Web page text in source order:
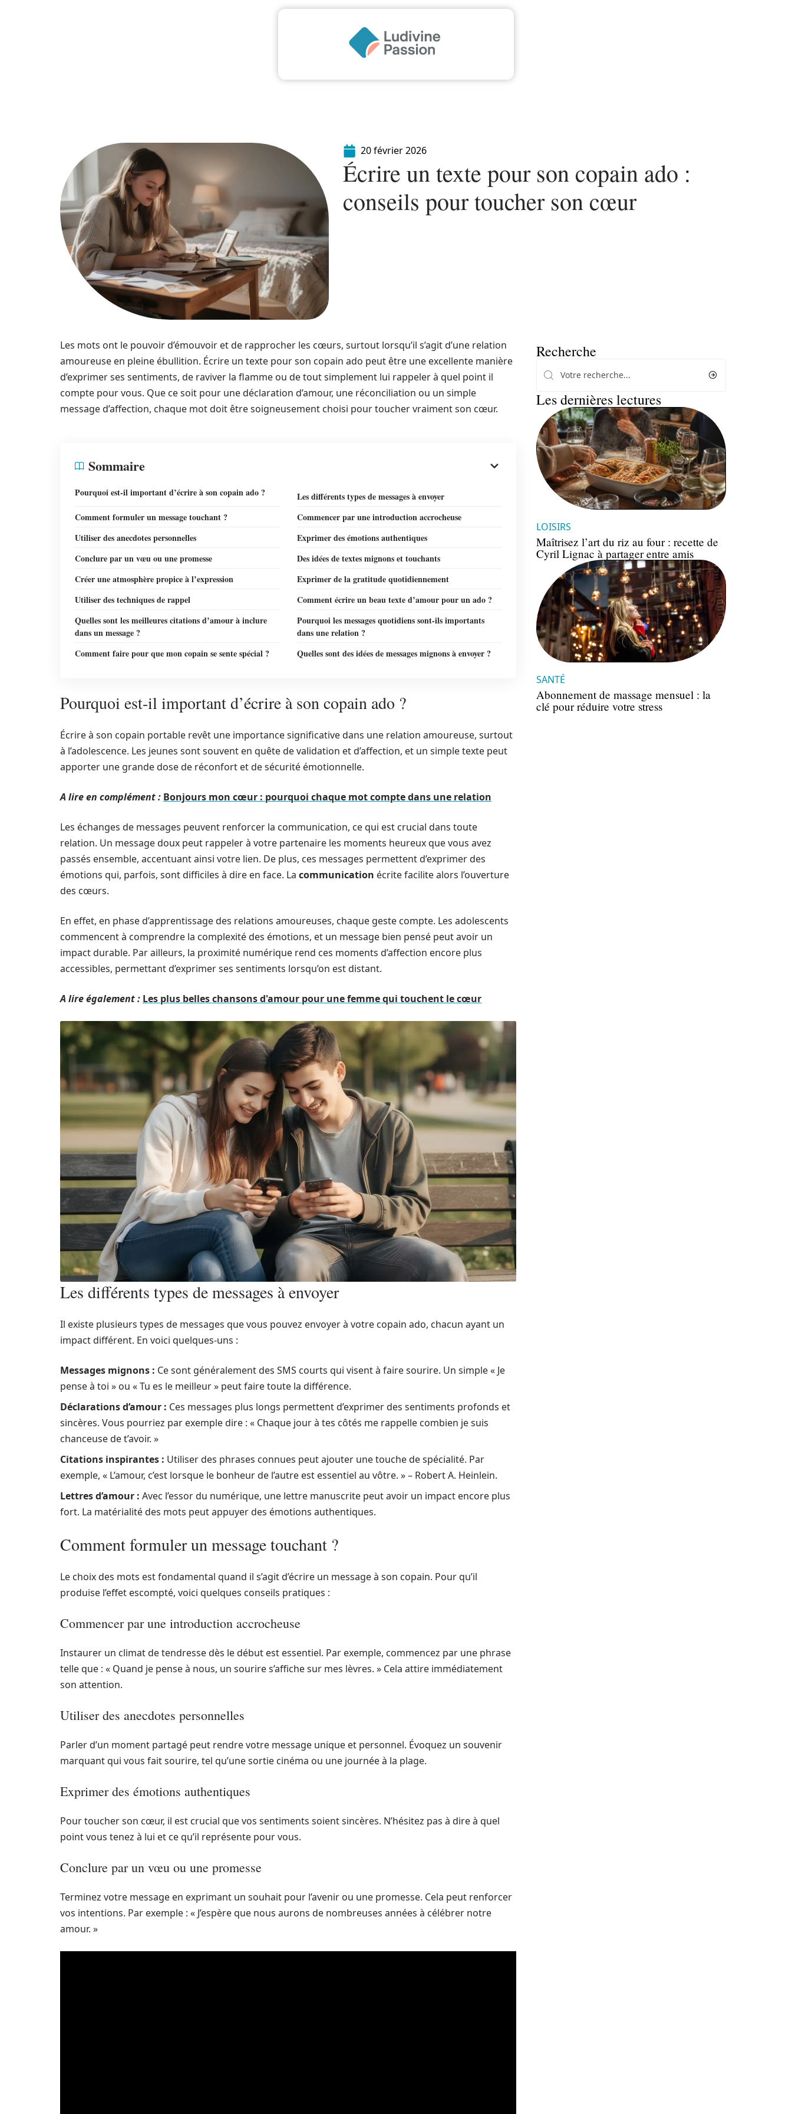
20 février 2026
Écrire un texte pour son copain ado :
conseils pour toucher son cœur
Les mots ont le pouvoir d’émouvoir et de rapprocher les cœurs, surtout lorsqu’il s’agit d’une relation
amoureuse en pleine ébullition. Écrire un texte pour son copain ado peut être une excellente manière
d’exprimer ses sentiments, de raviver la flamme ou de tout simplement lui rappeler à quel point il
compte pour vous. Que ce soit pour une déclaration d’amour, une réconciliation ou un simple
message d’affection, chaque mot doit être soigneusement choisi pour toucher vraiment son cœur.
Sommaire
Pourquoi est-il important d’écrire à son copain ado ?
Les différents types de messages à envoyer
Comment formuler un message touchant ?
Commencer par une introduction accrocheuse
Utiliser des anecdotes personnelles
Exprimer des émotions authentiques
Conclure par un vœu ou une promesse
Des idées de textes mignons et touchants
Créer une atmosphère propice à l’expression
Exprimer de la gratitude quotidiennement
Utiliser des techniques de rappel
Comment écrire un beau texte d’amour pour un ado ?
Quelles sont les meilleures citations d’amour à inclure
dans un message ?
Pourquoi les messages quotidiens sont-ils importants
dans une relation ?
Comment faire pour que mon copain se sente spécial ?
Quelles sont des idées de messages mignons à envoyer ?
Pourquoi est-il important d’écrire à son copain ado ?
Écrire à son copain portable revêt une importance significative dans une relation amoureuse, surtout
à l’adolescence. Les jeunes sont souvent en quête de validation et d’affection, et un simple texte peut
apporter une grande dose de réconfort et de sécurité émotionnelle.
A lire en complément : Bonjours mon cœur : pourquoi chaque mot compte dans une relation
Les échanges de messages peuvent renforcer la communication, ce qui est crucial dans toute
relation. Un message doux peut rappeler à votre partenaire les moments heureux que vous avez
passés ensemble, accentuant ainsi votre lien. De plus, ces messages permettent d’exprimer des
émotions qui, parfois, sont difficiles à dire en face. La communication écrite facilite alors l’ouverture
des cœurs.
En effet, en phase d’apprentissage des relations amoureuses, chaque geste compte. Les adolescents
commencent à comprendre la complexité des émotions, et un message bien pensé peut avoir un
impact durable. Par ailleurs, la proximité numérique rend ces moments d’affection encore plus
accessibles, permettant d’exprimer ses sentiments lorsqu’on est distant.
A lire également : Les plus belles chansons d'amour pour une femme qui touchent le cœur
Les différents types de messages à envoyer
Il existe plusieurs types de messages que vous pouvez envoyer à votre copain ado, chacun ayant un
impact différent. En voici quelques-uns :
Messages mignons : Ce sont généralement des SMS courts qui visent à faire sourire. Un simple « Je
pense à toi » ou « Tu es le meilleur » peut faire toute la différence.
Déclarations d’amour : Ces messages plus longs permettent d’exprimer des sentiments profonds et
sincères. Vous pourriez par exemple dire : « Chaque jour à tes côtés me rappelle combien je suis
chanceuse de t’avoir. »
Citations inspirantes : Utiliser des phrases connues peut ajouter une touche de spécialité. Par
exemple, « L’amour, c’est lorsque le bonheur de l’autre est essentiel au vôtre. » – Robert A. Heinlein.
Lettres d’amour : Avec l’essor du numérique, une lettre manuscrite peut avoir un impact encore plus
fort. La matérialité des mots peut appuyer des émotions authentiques.
Comment formuler un message touchant ?
Le choix des mots est fondamental quand il s’agit d’écrire un message à son copain. Pour qu’il
produise l’effet escompté, voici quelques conseils pratiques :
Commencer par une introduction accrocheuse
Instaurer un climat de tendresse dès le début est essentiel. Par exemple, commencez par une phrase
telle que : « Quand je pense à nous, un sourire s’affiche sur mes lèvres. » Cela attire immédiatement
son attention.
Utiliser des anecdotes personnelles
Parler d’un moment partagé peut rendre votre message unique et personnel. Évoquez un souvenir
marquant qui vous fait sourire, tel qu’une sortie cinéma ou une journée à la plage.
Exprimer des émotions authentiques
Pour toucher son cœur, il est crucial que vos sentiments soient sincères. N’hésitez pas à dire à quel
point vous tenez à lui et ce qu’il représente pour vous.
Conclure par un vœu ou une promesse
Terminez votre message en exprimant un souhait pour l’avenir ou une promesse. Cela peut renforcer
vos intentions. Par exemple : « J’espère que nous aurons de nombreuses années à célébrer notre
amour. »
Recherche
Les dernières lectures
LOISIRS
Maîtrisez l’art du riz au four : recette de
Cyril Lignac à partager entre amis
SANTÉ
Abonnement de massage mensuel : la
clé pour réduire votre stress